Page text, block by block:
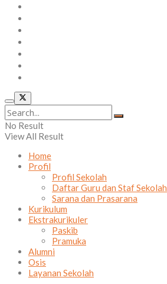
No Result
View All Result
Home
Profil
Profil Sekolah
Daftar Guru dan Staf Sekolah
Sarana dan Prasarana
Kurikulum
Ekstrakurikuler
Paskib
Pramuka
Alumni
Osis
Layanan Sekolah